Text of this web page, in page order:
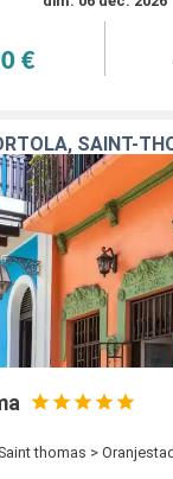
€
SAINT-
thomas >